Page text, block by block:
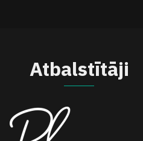
Atbalstītāji